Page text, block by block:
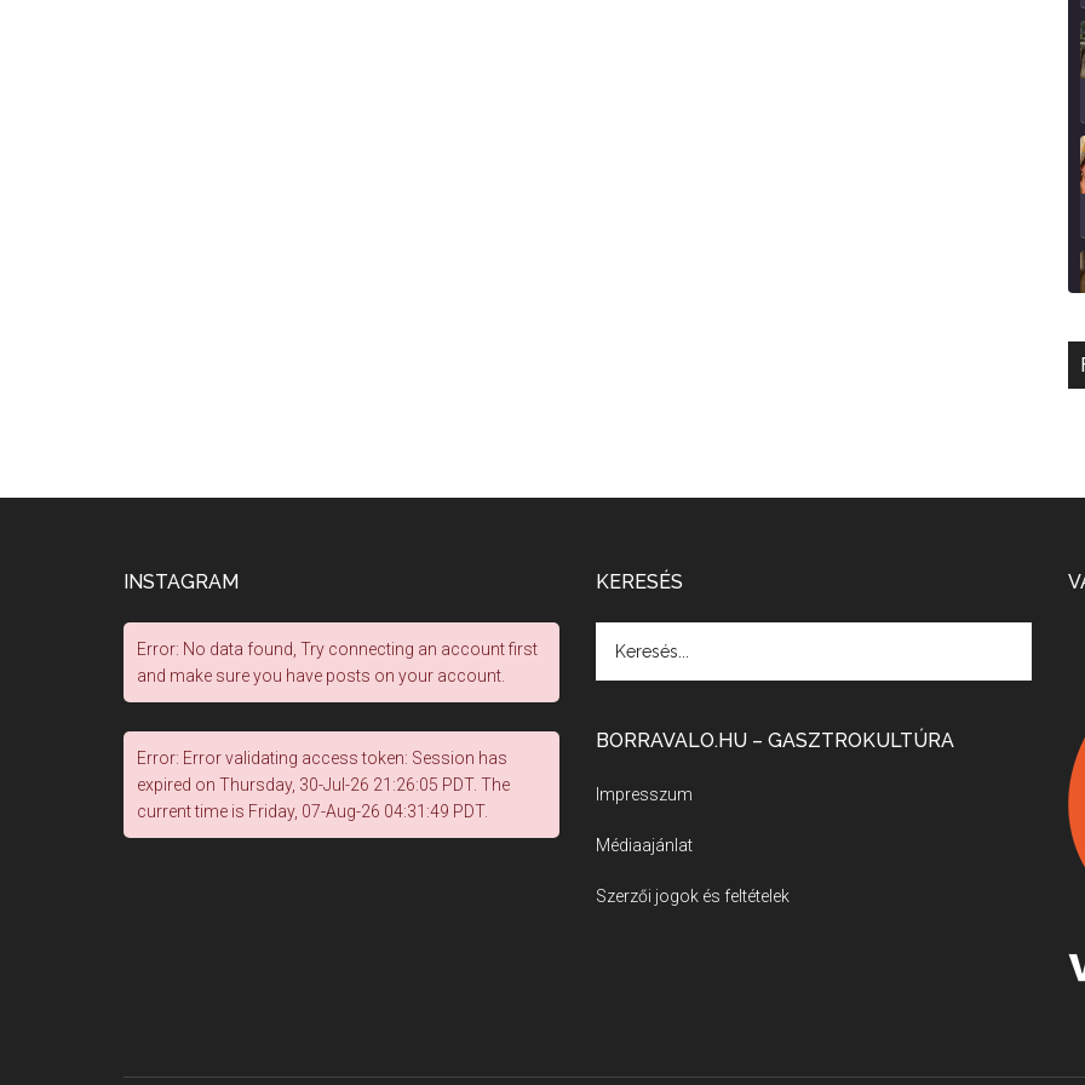
INSTAGRAM
Error: No data found, Try connecting an account first
and make sure you have posts on your account.
Error: Error validating access token: Session has
expired on Thursday, 30-Jul-26 21:26:05 PDT. The
current time is Friday, 07-Aug-26 04:31:49 PDT.
KERESÉS
BORRAVALO.HU – GASZTROKULTÚRA
Impresszum
Médiaajánlat
Szerzői jogok és feltételek